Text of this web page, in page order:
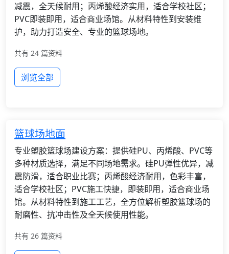
减震，全天候耐用；丙烯酸经济实用，适合学校社区；
PVC即装即用，适合商业场馆。从材料特性到安装维
护，助力打造安全、专业的篮球场地。
共有 24 篇资料
浏览全部
篮球场地面
专业塑胶篮球场建设方案：提供硅PU、丙烯酸、PVC等
多种材质选择，满足不同场地需求。硅PU弹性优异，减
震防滑，适合职业比赛；丙烯酸经济耐用，色彩丰富，
适合学校社区；PVC施工快捷，即装即用，适合商业场
馆。从材料特性到施工工艺，全方位解析塑胶篮球场的
耐磨性、抗冲击性及全天候使用性能。
共有 26 篇资料